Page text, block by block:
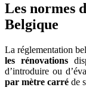
Les normes
Belgique
La réglementation
les rénovations
d’introduire ou
par mètre carré de